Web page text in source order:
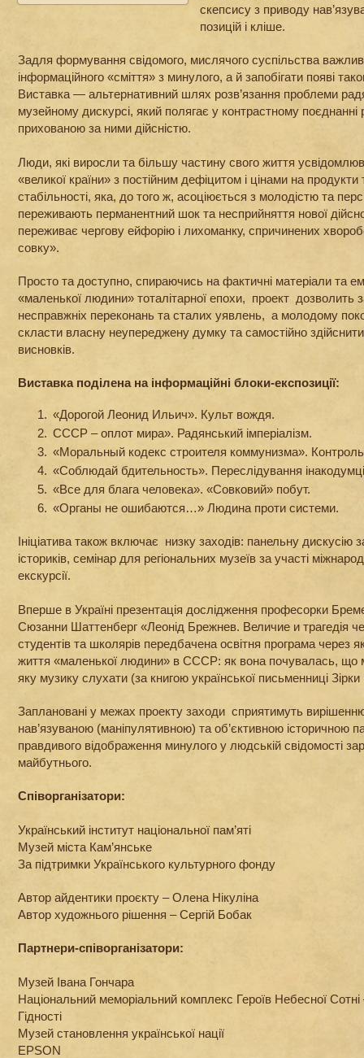
скепсису з приводу
позицій і кліше.
Задля формування свідомого, мислячого суспільства
інформаційного «сміття» з минулого, а й запобігати появі
Виставка — альтернативний шлях розв’язання проблеми
музейному дискурсі, який полягає у контрастному
прихованою за ними дійсністю.
Люди, які виросли та більшу частину свого життя
«великої країни» з постійним дефіцитом і цінами на продукти
стабільності, яка, до того ж, асоціюється з молодістю та
переживають перманентний шок та несприйняття нової
переживає чергову ейфорію і лихоманку, спричинених
совку».
Просто та доступно, спираючись на фактичні матеріали та
«маленької людини» тоталітарної епохи, проект дозволить
несправжніх переконань та сталих уявлень, а молодому
скласти власну неупереджену думку та самостійно здійснити
висновків.
Виставка поділена на інформаційні блоки-експозиції:
«Дорогой Леонид Ильич». Культ вождя.
СССР – оплот мира». Радянський імперіалізм.
«Моральный кодекс строителя коммунизма». Контроль
«Соблюдай бдительность». Переслідування
«Все для блага человека». «Совковий» побут.
«Органы не ошибаются…» Людина проти системи.
Ініціатива також включає низку заходів: панельну дискусію
істориків, семінар для регіональних музеїв за участі
екскурсії.
Вперше в Україні презентація дослідження професорки
Cюзанни Шаттенберг «Леонід Брежнев. Величие и трагедія
студентів та школярів передбачена освітня програма через
життя «маленької людини» в СССР: як вона почувалась, що
яку музику слухати (за книгою української письменниці
Заплановані у межах проекту заходи сприятимуть
нав’язуваною (маніпулятивною) та об’єктивною історичною
правдивого відображення минулого у людській свідомості
майбутнього.
Співорганізатори:
Український інститут національної пам’яті
Музей міста Кам’янське
За підтримки Українського культурного фонду
Автор айдентики проєкту – Олена Нікуліна
Автор художнього рішення – Сергій Бобак
Партнери-співорганізатори:
Музей Івана Гончара
Національний меморіальний комплекс Героїв Небесної
Гідності
Музей становлення української нації
EPSON